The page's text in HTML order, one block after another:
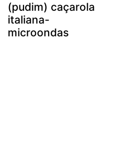
(pudim) caçarola
italiana-
microondas